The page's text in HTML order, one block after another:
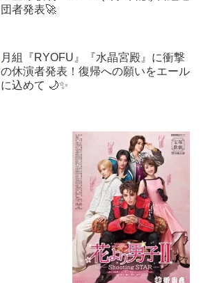
団者発表🚀
月組『RYOFU』『水晶宮殿』に衝撃
の休演者発表！復帰への願いをエール
に込めて 🌙✨